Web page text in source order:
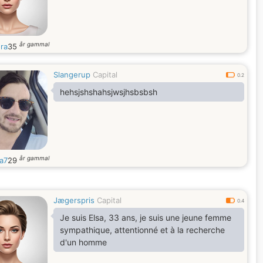
35 år gammal
Slangerup Capital 0.2
hehsjshshahsjwsjhsbsbsh
29 år gammal
Jægerspris Capital 0.4
Je suis Elsa, 33 ans, je suis une jeune femme
sympathique, attentionné et à la recherche
d'un homme